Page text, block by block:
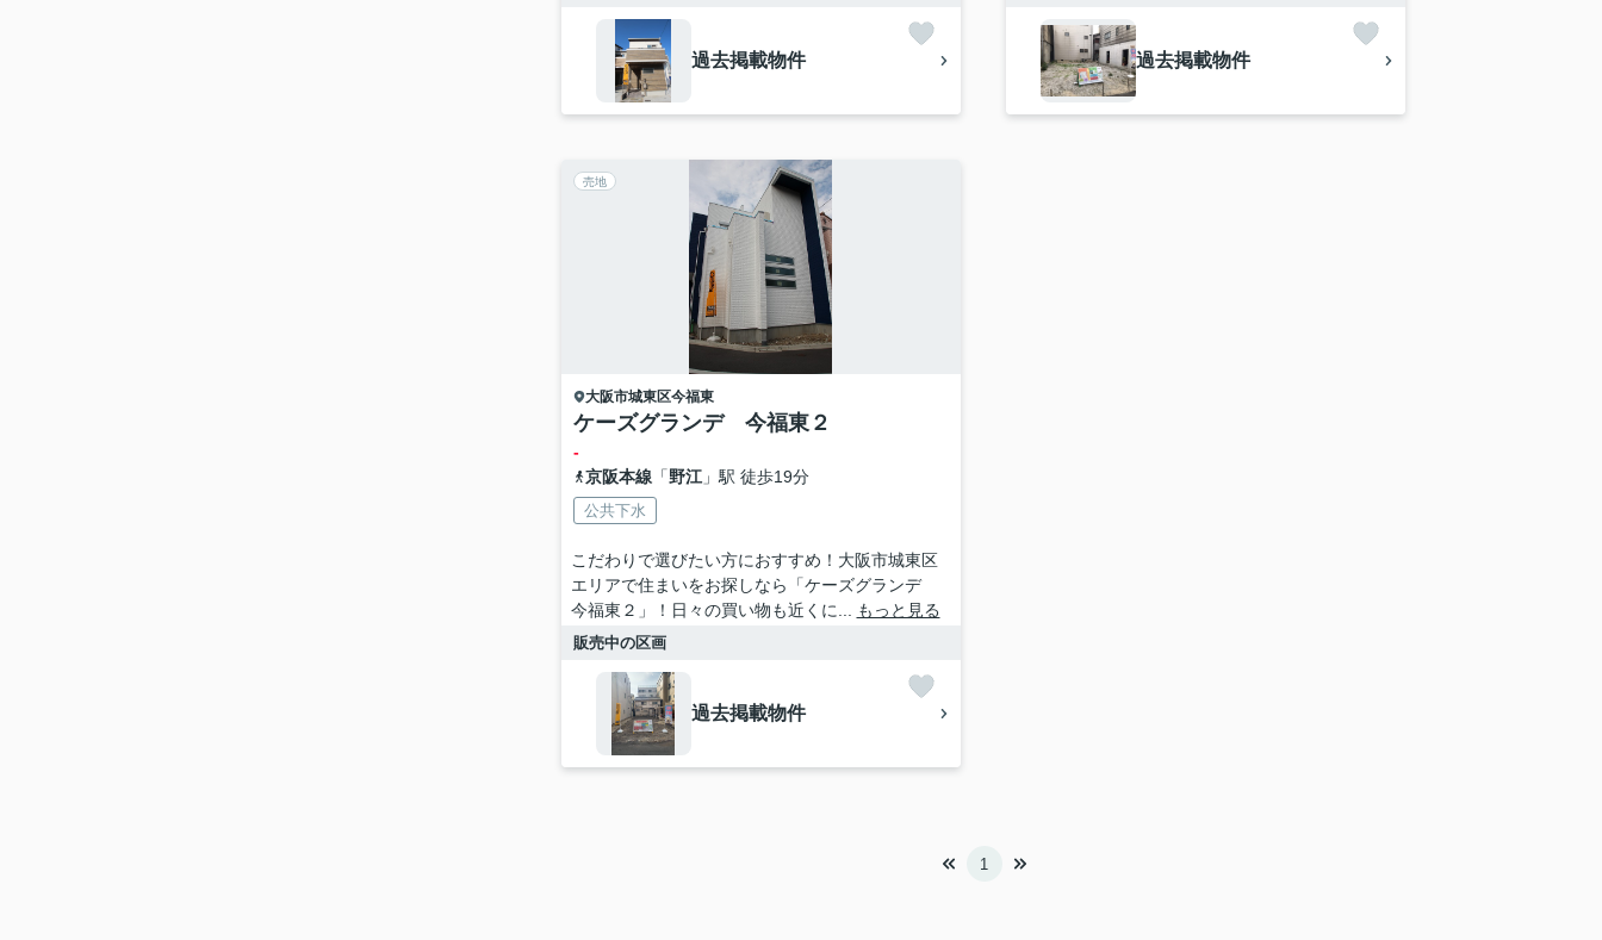
過去掲載物件 過去掲載物件
売地
大阪市城東区今福東
ケーズグランデ 今福東２
-
京阪本線「野江」駅 徒歩19分
公共下水
こだわりで選びたい方におすすめ！大阪市城東区
エリアで住まいをお探しなら「ケーズグランデ
今福東２」！日々の買い物も近くに...
もっと見る
販売中の区画
過去掲載物件
1